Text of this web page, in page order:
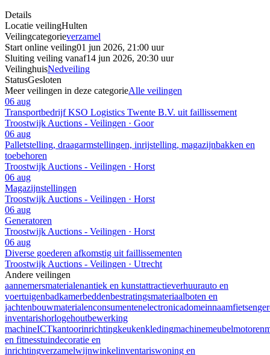
Details
Locatie veilingHulten
Veilingcategorieverzamel
Start online veiling01 jun 2026, 21:00 uur
Sluiting veiling vanaf14 jun 2026, 20:30 uur
VeilinghuisNedveiling
StatusGesloten
Meer veilingen in deze categorieAlle veilingen
06 aug
Transportbedrijf KSO Logistics Twente B.V. uit faillissement
Troostwijk Auctions - Veilingen · Goor
06 aug
Palletstelling, draagarmstellingen, inrijstelling, magazijnbakken en
toebehoren
Troostwijk Auctions - Veilingen · Horst
06 aug
Magazijnstellingen
Troostwijk Auctions - Veilingen · Horst
06 aug
Generatoren
Troostwijk Auctions - Veilingen · Horst
06 aug
Diverse goederen afkomstig uit faillissementen
Troostwijk Auctions - Veilingen · Utrecht
Andere veilingen
aannemersmaterialenantiek en kunstattractieverhuurauto en
voertuigenbadkamerbeddenbestratingsmateriaalboten en
jachtenbouwmaterialenconsumentenelectronicadomeinnaamfietsen
inventarishorlogehoutbewerking
machineICTkantoorinrichtingkeukenkledingmachinemeubelmotoren
en fitnesstuindecoratie en
inrichtingverzamelwijnwinkelinventariswoning en